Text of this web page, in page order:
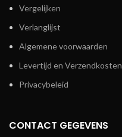
Vergelijken
Verlanglijst
Algemene voorwaarden
Levertijd en Verzendkosten
Privacybeleid
CONTACT GEGEVENS